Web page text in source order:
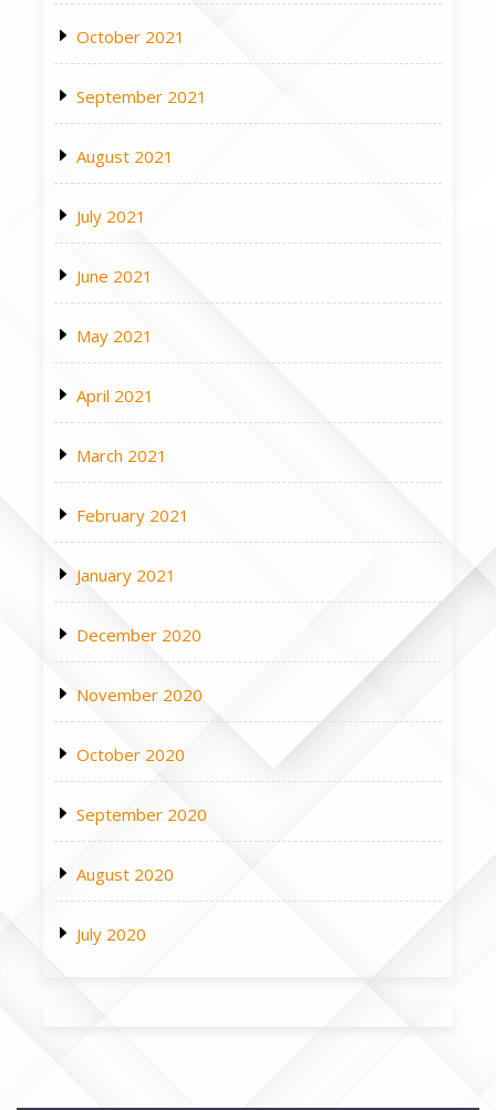
October 2021
September 2021
August 2021
July 2021
June 2021
May 2021
April 2021
March 2021
February 2021
January 2021
December 2020
November 2020
October 2020
September 2020
August 2020
July 2020